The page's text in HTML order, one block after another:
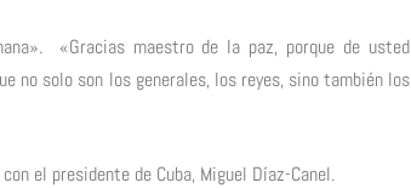
«Gracias maestro de la paz, porque de usted
no solo son los generales, los reyes, sino también los
el presidente de Cuba, Miguel Díaz-Canel.